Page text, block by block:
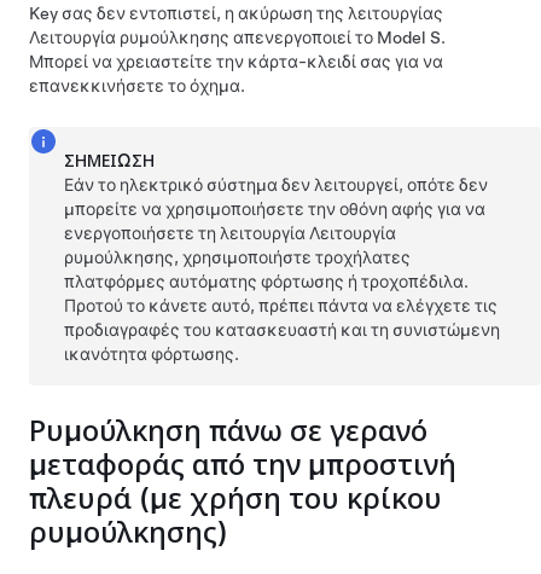
Key σας δεν εντοπιστεί, η ακύρωση της λειτουργίας
Λειτουργία ρυμούλκησης απενεργοποιεί το Model S.
Μπορεί να χρειαστείτε την κάρτα-κλειδί σας για να
επανεκκινήσετε το όχημα.
ΣΗΜΕΊΩΣΗ
Εάν το ηλεκτρικό σύστημα δεν λειτουργεί, οπότε δεν
μπορείτε να χρησιμοποιήσετε την οθόνη αφής για να
ενεργοποιήσετε τη λειτουργία Λειτουργία
ρυμούλκησης, χρησιμοποιήστε τροχήλατες
πλατφόρμες αυτόματης φόρτωσης ή τροχοπέδιλα.
Προτού το κάνετε αυτό, πρέπει πάντα να ελέγχετε τις
προδιαγραφές του κατασκευαστή και τη συνιστώμενη
ικανότητα φόρτωσης.
Ρυμούλκηση πάνω σε γερανό
μεταφοράς από την μπροστινή
πλευρά (με χρήση του κρίκου
ρυμούλκησης)